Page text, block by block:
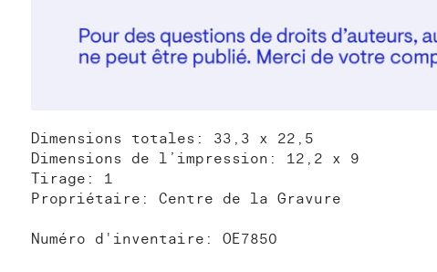
Dimensions totales: 33,3 x 22,5
Dimensions de l’impression: 12,2 x 9
Tirage: 1
Propriétaire: Centre de la Gravure
Numéro d'inventaire: OE7850